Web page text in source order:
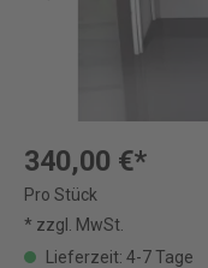
340,00 €*
Pro Stück
* zzgl. MwSt.
Lieferzeit: 4-7 Tage